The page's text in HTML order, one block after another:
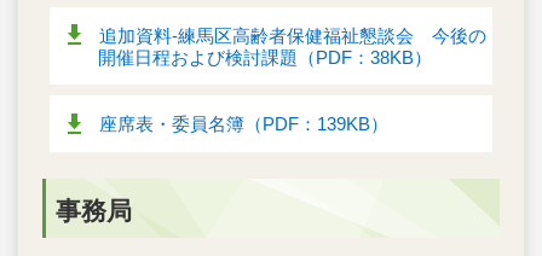
追加資料‐練馬区高齢者保健福祉懇談会 今後の
開催日程および検討課題（PDF：38KB）
座席表・委員名簿（PDF：139KB）
事務局